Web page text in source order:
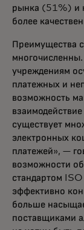
рынка (51%) и
более
Преимущества
учреждениям
платежных и
возможность
существует
электронных
платежей», —
возможности
стандартом
эффективно
больше
поставщиками